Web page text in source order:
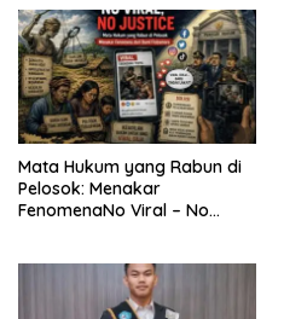
Mata Hukum yang Rabun di
Pelosok: Menakar
FenomenaNo Viral – No